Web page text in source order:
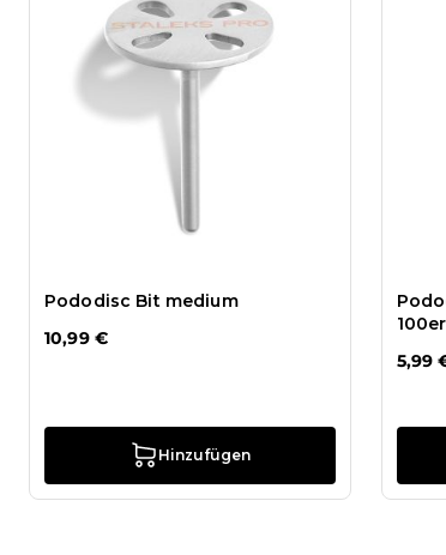
Pododisc Bit medium
10,99 €
Hinzufügen
5,99